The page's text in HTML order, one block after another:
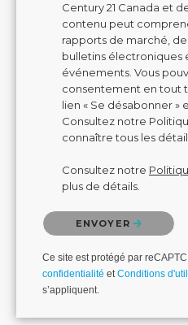
Century 21 Canada et
contenu peut
rapports de marché,
bulletins électroniques
événements. Vous
consentement en tout
lien « Se désabonner »
Consultez notre
connaître tous les
Consultez notre
plus de détails.
Veuillez confirmer que
ENVOYER
Ce site est protégé par
confidentialité etConditions
s’appliquent.